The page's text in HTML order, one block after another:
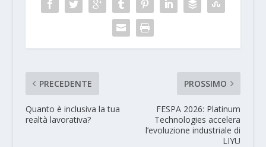
PRECEDENTE
Quanto è inclusiva la tua
realtà lavorativa?
PROSSIMO
FESPA 2026: Platinum
Technologies accelera
l’evoluzione industriale di
LIYU